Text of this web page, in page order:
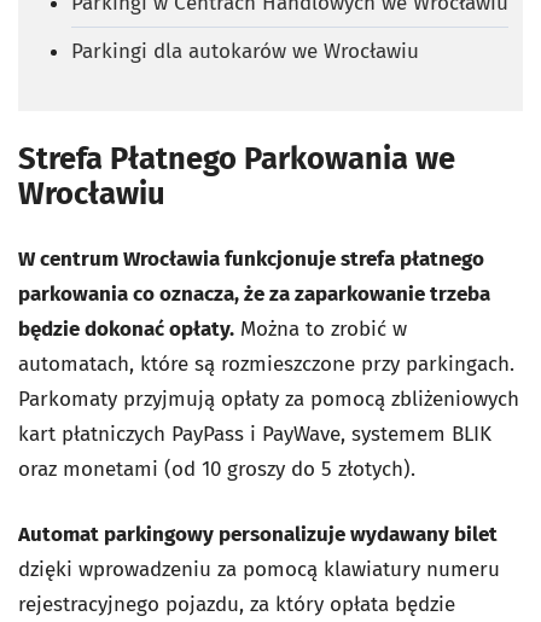
Parkingi dla autokarów we Wrocławiu
Strefa Płatnego Parkowania we
Wrocławiu
W centrum Wrocławia funkcjonuje strefa płatnego
parkowania co oznacza, że za zaparkowanie trzeba
będzie dokonać opłaty. Można to zrobić w
automatach, które są rozmieszczone przy parkingach.
Parkomaty przyjmują opłaty za pomocą zbliżeniowych
kart płatniczych PayPass i PayWave, systemem BLIK
oraz monetami (od 10 groszy do 5 złotych).
Automat parkingowy personalizuje wydawany bilet
dzięki wprowadzeniu za pomocą klawiatury numeru
rejestracyjnego pojazdu, za który opłata będzie